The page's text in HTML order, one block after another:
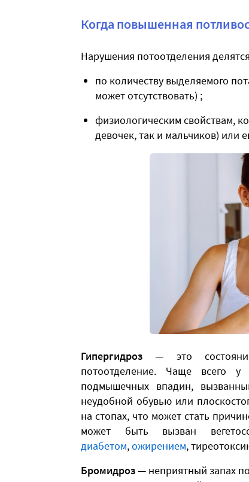
Когда повышенная
Нарушения потоотделения
по количеству выделяемого
может отсутствовать) ;
физиологическим свойствам,
девочек, так и мальчиков) или
Гипергидроз
— это
потоотделение. Чаще всего у
подмышечных впадин,
неудобной обувью или
на стопах, что может стать
может быть вызван
диабетом,ожирением,
Бромидроз— неприятный запах